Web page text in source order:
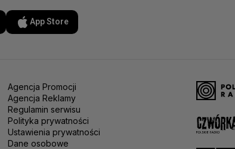
App Store
Agencja Promocji
Agencja Reklamy
Regulamin serwisu
Polityka prywatności
Ustawienia prywatności
Dane osobowe